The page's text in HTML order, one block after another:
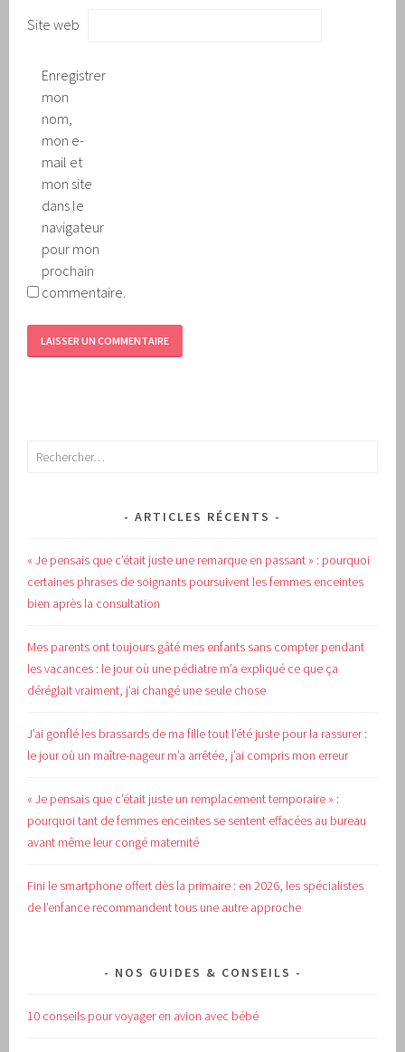
Site web
Enregistrer
mon
nom,
mon e-
mail et
mon site
dans le
navigateur
pour mon
prochain
commentaire.
Rechercher :
ARTICLES RÉCENTS
« Je pensais que c’était juste une remarque en passant » : pourquoi
certaines phrases de soignants poursuivent les femmes enceintes
bien après la consultation
Mes parents ont toujours gâté mes enfants sans compter pendant
les vacances : le jour où une pédiatre m’a expliqué ce que ça
déréglait vraiment, j’ai changé une seule chose
J’ai gonflé les brassards de ma fille tout l’été juste pour la rassurer :
le jour où un maître-nageur m’a arrêtée, j’ai compris mon erreur
« Je pensais que c’était juste un remplacement temporaire » :
pourquoi tant de femmes enceintes se sentent effacées au bureau
avant même leur congé maternité
Fini le smartphone offert dès la primaire : en 2026, les spécialistes
de l’enfance recommandent tous une autre approche
NOS GUIDES & CONSEILS
10 conseils pour voyager en avion avec bébé